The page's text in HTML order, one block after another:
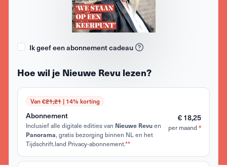
Ik geef een abonnement cadeau
Hoe wil je Nieuwe Revu lezen?
Van €21,21| 14% korting
Abonnement
Inclusief alle digitale edities van Nieuwe Revuen
Panorama, gratis bezorging binnen NL en het
Tijdschrift.land Privacy-abonnement.**
€ 18,25
per maand *